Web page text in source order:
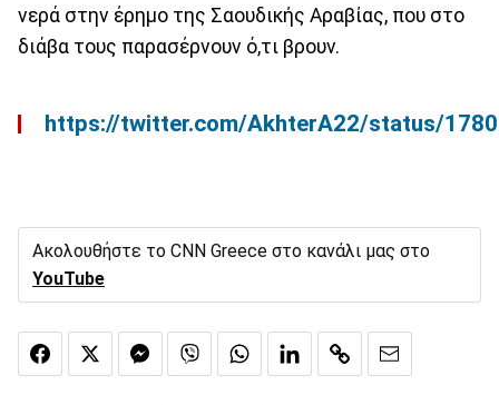
νερά στην έρημο της Σαουδικής Αραβίας, που στο
διάβα τους παρασέρνουν ό,τι βρουν.
https://twitter.com/AkhterA22/status/
Ακολουθήστε το CNN Greece στο κανάλι μας στο
YouTube